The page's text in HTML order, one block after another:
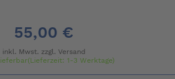
55,00 €
inkl. Mwst. zzgl. Versand
1-3 Werktage)